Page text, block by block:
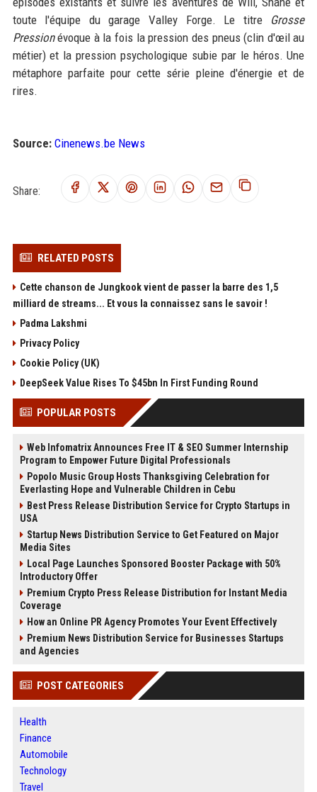
toute l'équipe du garage Valley Forge. Le titre Grosse
Pressionévoque à la fois la pression des pneus (clin d'œil au
métier) et la pression psychologique subie par le héros. Une
métaphore parfaite pour cette série pleine d'énergie et de
rires.
Source: Cinenews.be News
Share:
RELATED POSTS
Cette chanson de Jungkook vient de passer la barre des 1,5
milliard de streams... Et vous la connaissez sans le savoir !
Padma Lakshmi
Privacy Policy
Cookie Policy (UK)
DeepSeek Value Rises To $45bn In First Funding Round
POPULAR POSTS
Web Infomatrix Announces Free IT & SEO Summer Internship
Program to Empower Future Digital Professionals
Popolo Music Group Hosts Thanksgiving Celebration for
Everlasting Hope and Vulnerable Children in Cebu
Best Press Release Distribution Service for Crypto Startups in
USA
Startup News Distribution Service to Get Featured on Major
Media Sites
Local Page Launches Sponsored Booster Package with 50%
Introductory Offer
Premium Crypto Press Release Distribution for Instant Media
Coverage
How an Online PR Agency Promotes Your Event Effectively
Premium News Distribution Service for Businesses Startups
and Agencies
POST CATEGORIES
Health
Finance
Automobile
Technology
Travel